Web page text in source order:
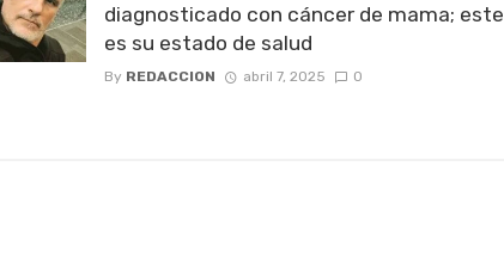
diagnosticado con cáncer de mama; este
es su estado de salud
By REDACCION abril 7, 2025 0